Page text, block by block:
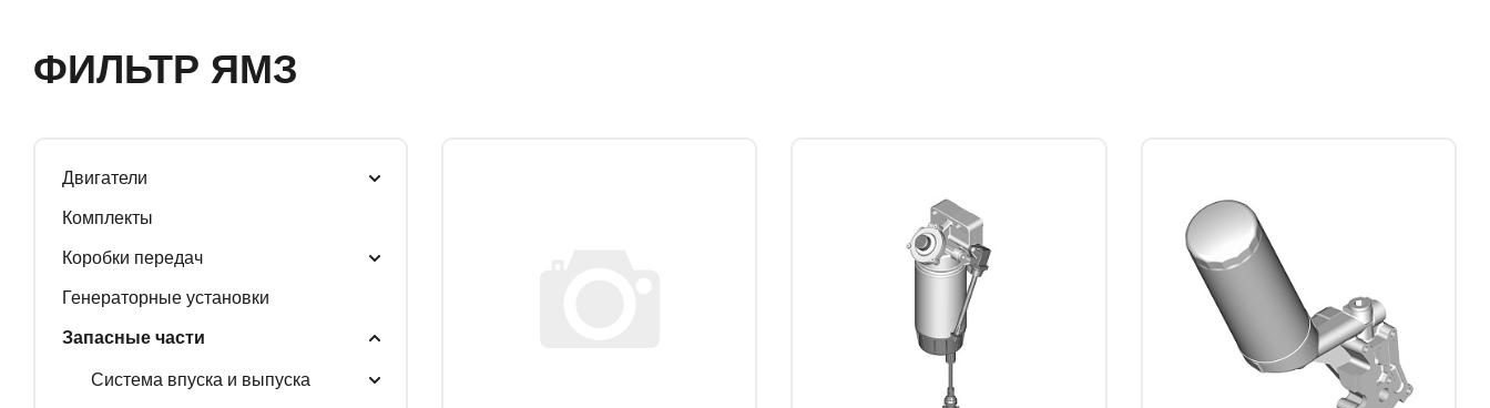
ГЕНЕРАТОРНЫЕ УСТАНОВКИ
ФИЛЬТР ЯМЗ
Двигатели
Комплекты
Коробки передач
Генераторные установки
Запасные части
Система впуска и выпуска